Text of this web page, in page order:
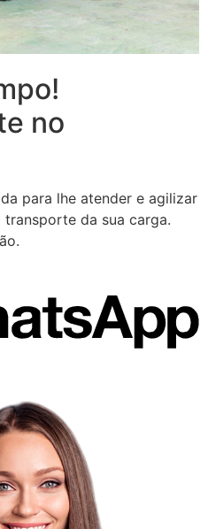
no
para lhe atender e agilizar
da sua carga.